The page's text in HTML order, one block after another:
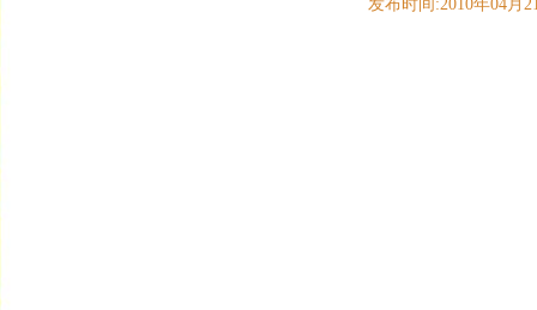
发布时间:2010年04月